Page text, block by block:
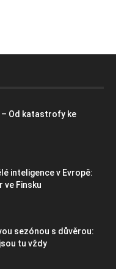
– Od katastrofy ke
inteligence v Evropě:
ve Finsku
sezónou s důvěrou:
tu vždy